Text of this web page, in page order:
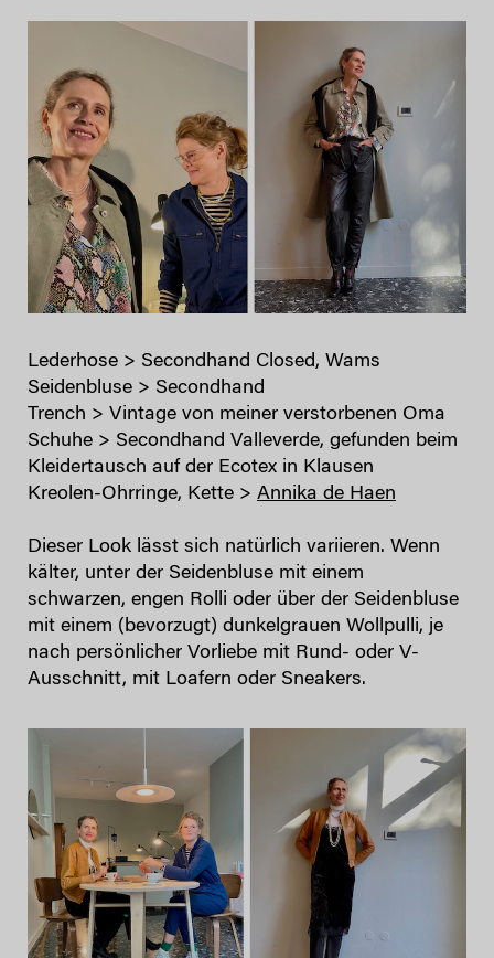
Lederhose > Secondhand Closed, Wams
Seidenbluse > Secondhand
Trench > Vintage von meiner verstorbenen Oma
Schuhe > Secondhand Valleverde, gefunden beim
Kleidertausch auf der Ecotex in Klausen
Kreolen-Ohrringe, Kette > Annika de Haen
Dieser Look lässt sich natürlich variieren. Wenn
kälter, unter der Seidenbluse mit einem
schwarzen, engen Rolli oder über der Seidenbluse
mit einem (bevorzugt) dunkelgrauen Wollpulli, je
nach persönlicher Vorliebe mit Rund- oder V-
Ausschnitt, mit Loafern oder Sneakers.